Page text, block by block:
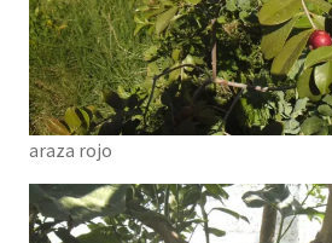
araza rojo